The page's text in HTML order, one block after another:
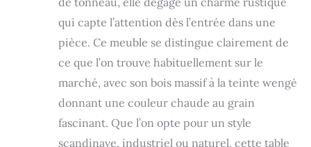
manger ou le
couloir. Ajoutez
une table basse à
votre intérieur qui
ravira tout le
monde avec son
esthétique et sa
facilité d'utilisation
Table basse
polyvalente avec
qui capte l’attention dès l’entrée dans une
pièce. Ce meuble se distingue clairement de
ce que l’on trouve habituellement sur le
marché, avec son bois massif à la teinte wengé
donnant une couleur chaude au grain
fascinant. Que l’on opte pour un style
scandinave, industriel ou naturel, cette table